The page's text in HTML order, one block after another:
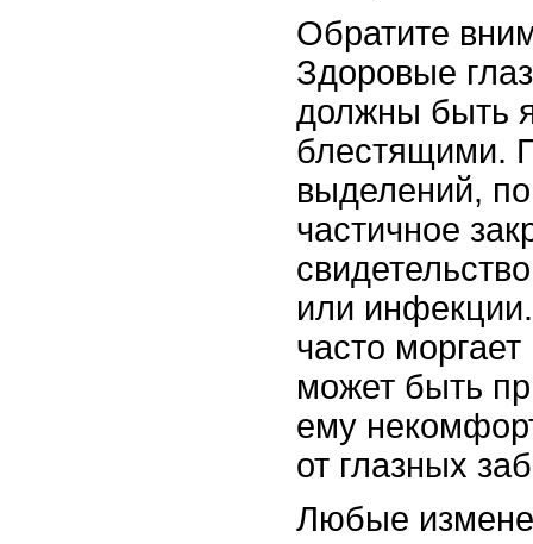
Обратите
Здоровые
должны быть
блестящими.
выделений,
частичное
или
часто моргает
может быть
ему
от глазных
Любые